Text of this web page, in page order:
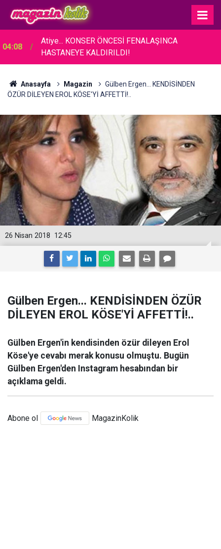
04:08
Atiye... KONSER ÖNCESİ FENALAŞINCA
HASTANEYE KALDIRILDI!
Anasayfa Magazin
Gülben Ergen... KENDİSİNDEN
ÖZÜR DİLEYEN EROL KÖSE'Yİ AFFETTİ!..
12:45
26 Nisan 2018
Gülben Ergen... KENDİSİNDEN ÖZÜR
DİLEYEN EROL KÖSE'Yİ AFFETTİ!..
Gülben Ergen'in kendisinden özür dileyen Erol
Köse'ye cevabı merak konusu olmuştu. Bugün
Gülben Ergen'den Instagram hesabından bir
açıklama geldi.
Abone ol MagazinKolik